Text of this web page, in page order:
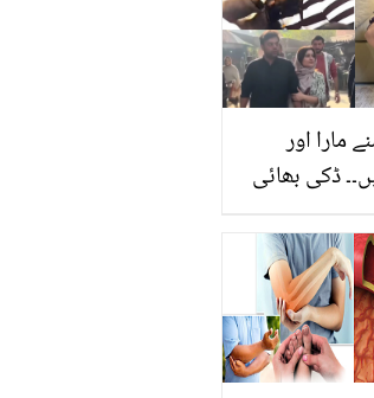
مارا اور
ڈکی بھائی
توڑتے
رُلا دیا